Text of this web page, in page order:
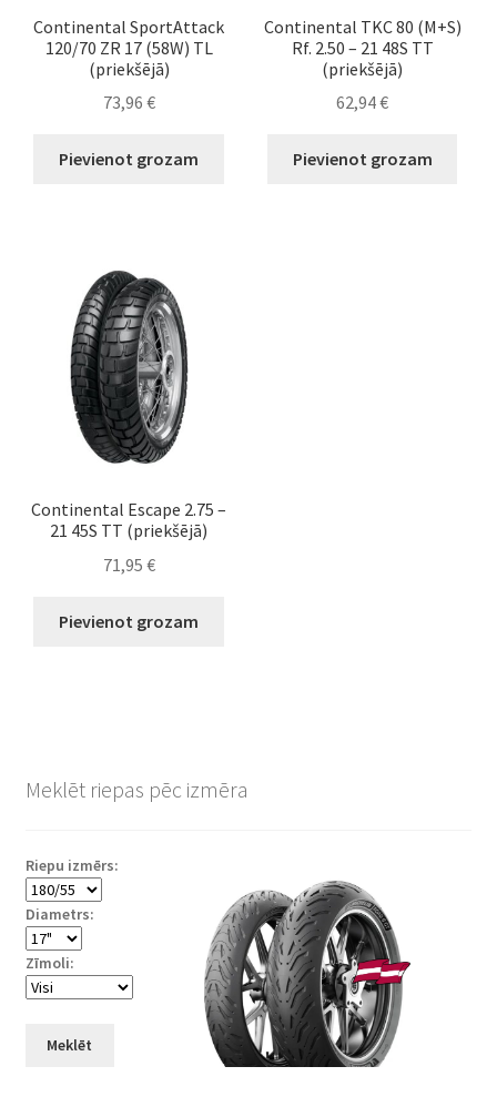
Continental SportAttack
120/70 ZR 17 (58W) TL
(priekšējā)
73,96 €
Pievienot grozam
Continental TKC 80 (M+S)
Rf. 2.50 – 21 48S TT
(priekšējā)
62,94€
Pievienot grozam
Continental Escape 2.75 –
21 45S TT (priekšējā)
71,95 €
Pievienot grozam
Meklēt riepas pēc izmēra
Riepu izmērs:
Diametrs:
Zīmoli:
Meklēt